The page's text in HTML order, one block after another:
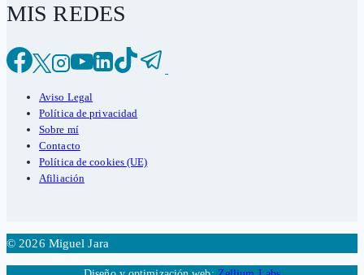
MIS REDES
Aviso Legal
Política de privacidad
Sobre mí
Contacto
Política de cookies (UE)
Afiliación
© 2026 Miguel Jara